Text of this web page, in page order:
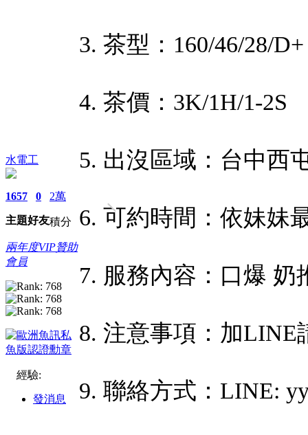
水電工
1657
主題
0
好友
2萬
積分
兩年度VIP贊助
會員
經驗:
發消息
3. 茶型：160/46/28/D+
4. 茶價：3K/1H/1-2S
5. 出沒區域：台中西
6. 可約時間：依妹妹
7. 服務內容：口爆 奶
8. 注意事項：加LINE
9. 聯絡方式：LINE: